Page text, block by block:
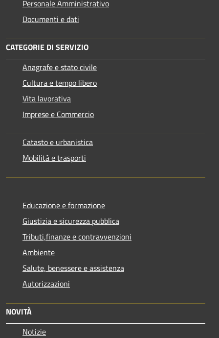
Personale Amministrativo
Documenti e dati
CATEGORIE DI SERVIZIO
Anagrafe e stato civile
Cultura e tempo libero
Vita lavorativa
Imprese e Commercio
Catasto e urbanistica
Mobilità e trasporti
Educazione e formazione
Giustizia e sicurezza pubblica
Tributi,finanze e contravvenzioni
Ambiente
Salute, benessere e assistenza
Autorizzazioni
NOVITÀ
Notizie